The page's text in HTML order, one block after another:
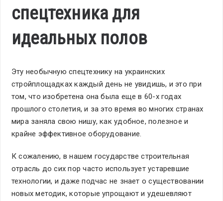
спецтехника для
идеальных полов
Эту необычную спецтехнику на украинских
стройплощадках каждый день не увидишь, и это при
том, что изобретена она была еще в 60-х годах
прошлого столетия, и за это время во многих странах
мира заняла свою нишу, как удобное, полезное и
крайне эффективное оборудование.
К сожалению, в нашем государстве строительная
отрасль до сих пор часто использует устаревшие
технологии, и даже подчас не знает о существовании
новых методик, которые упрощают и удешевляют